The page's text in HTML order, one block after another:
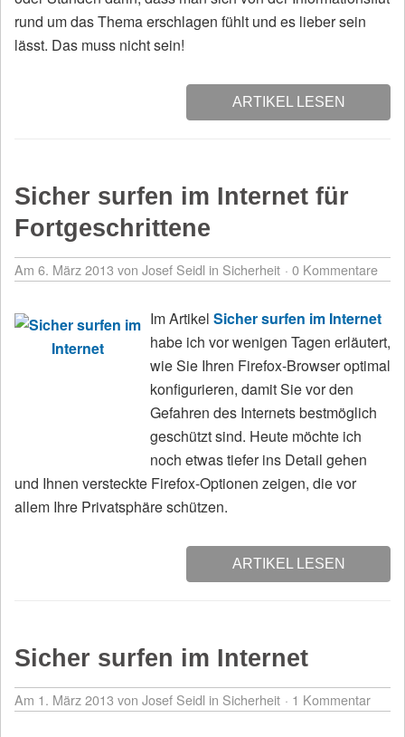
rund um das Thema erschlagen fühlt und es lieber sein
lässt. Das muss nicht sein!
ARTIKEL LESEN
Sicher surfen im Internet für
Fortgeschrittene
Am 6. März 2013 von Josef Seidl in Sicherheit 0 Kommentare
Im Artikel Sicher surfen im Internet
habe ich vor wenigen Tagen erläutert,
wie Sie Ihren Firefox-Browser optimal
konfigurieren, damit Sie vor den
Gefahren des Internets bestmöglich
geschützt sind. Heute möchte ich
noch etwas tiefer ins Detail gehen
und Ihnen versteckte Firefox-Optionen zeigen, die vor
allem Ihre Privatsphäre schützen.
ARTIKEL LESEN
Sicher surfen im Internet
Am 1. März 2013 von Josef Seidl in Sicherheit 1 Kommentar